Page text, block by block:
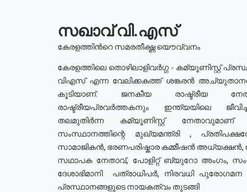
സഖാവ് വി.എസ്
കേരളത്തിൻറെ സമരതീക്ഷ്ണ യൌവ്വനം
കേരളത്തിലെ തൊഴിലാളിവർഗ്ഗ - കമ്യൂണിസ്റ്റ്
വിഎസ് എന്ന വേലിക്കകത്ത് ശങ്കരൻ
കൂടിയാണ്. ജനകീയ രാഷ്ട്രീയ
രാഷ്ട്രീയപ്രവർത്തകനും ഇന്ത്യയിലെ
തലമുതിർന്ന കമ്യൂണിസ്റ്റ് നേതാവുമാണ്
സംസ്ഥാനത്തിന്റെ മുഖ്യമന്ത്രി ,
സാമാജികൻ, ഭരണപരിഷ്കാര കമ്മീഷൻ അധ്യക്ഷൻ,
സഥാപക നേതാവ്, പോളിറ്റ് ബ്യുറോ അംഗം,
ദേശാഭിമാനി പത്രാധിപർ, നിരവധി
പ്രസ്ഥാനങ്ങളുടെ നായകത്വം തുടങ്ങി